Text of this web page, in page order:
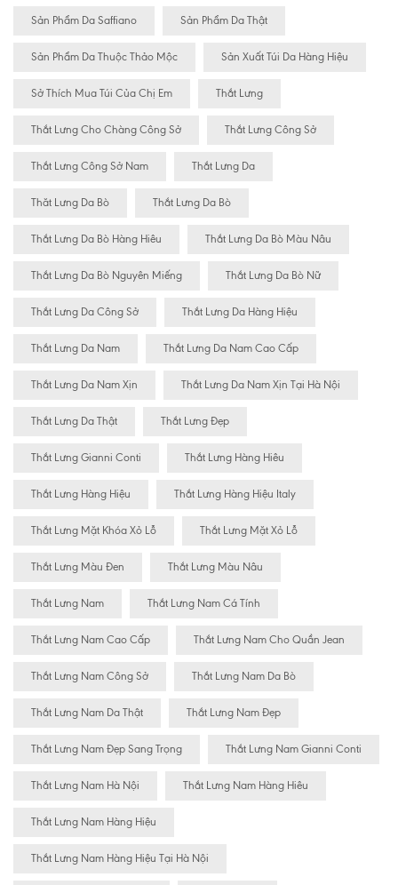
Sản Phẩm Da Saffiano Sản Phẩm Da Thật
Sản Phẩm Da Thuộc Thảo Mộc Sản Xuất Túi Da Hàng Hiệu
Sở Thích Mua Túi Của Chị Em Thắt Lưng
Thắt Lưng Cho Chàng Công Sở Thắt Lưng Công Sở
Thắt Lưng Công Sở Nam Thắt Lưng Da
Thăt Lưng Da Bò Thắt Lưng Da Bò
Thắt Lưng Da Bò Hàng Hiêu Thắt Lưng Da Bò Màu Nâu
Thắt Lưng Da Bò Nguyên Miếng Thắt Lưng Da Bò Nữ
Thắt Lưng Da Công Sở Thắt Lưng Da Hàng Hiệu
Thắt Lưng Da Nam Thắt Lưng Da Nam Cao Cấp
Thắt Lưng Da Nam Xịn Thắt Lưng Da Nam Xịn Tại Hà Nội
Thắt Lưng Da Thật Thắt Lưng Đẹp
Thắt Lưng Gianni Conti Thắt Lưng Hàng Hiêu
Thắt Lưng Hàng Hiệu Thắt Lưng Hàng Hiệu Italy
Thắt Lưng Mặt Khóa Xỏ Lỗ Thắt Lưng Mặt Xỏ Lỗ
Thắt Lưng Màu Đen Thắt Lưng Màu Nâu
Thắt Lưng Nam Thắt Lưng Nam Cá Tính
Thắt Lưng Nam Cao Cấp Thắt Lưng Nam Cho Quần Jean
Thắt Lưng Nam Công Sở Thắt Lưng Nam Da Bò
Thắt Lưng Nam Da Thật Thắt Lưng Nam Đẹp
Thắt Lưng Nam Đẹp Sang Trọng Thắt Lưng Nam Gianni Conti
Thắt Lưng Nam Hà Nội Thắt Lưng Nam Hàng Hiêu
Thắt Lưng Nam Hàng Hiệu
Thắt Lưng Nam Hàng Hiệu Tại Hà Nội